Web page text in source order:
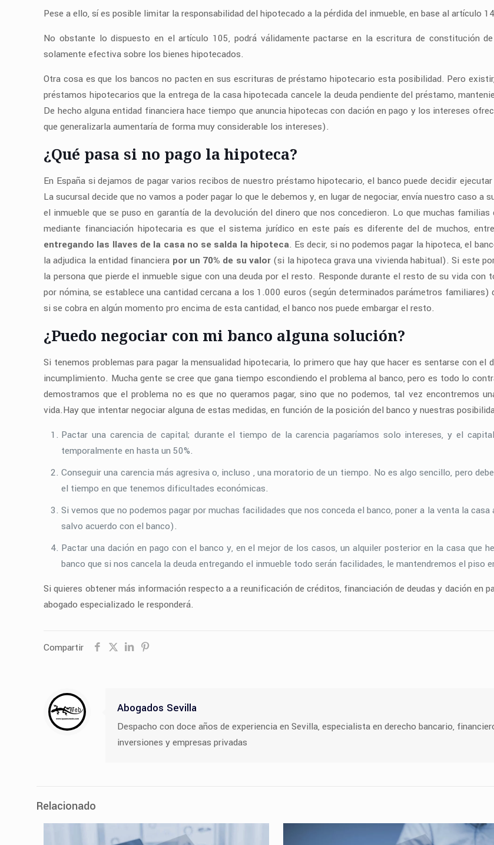
Pese a ello, sí es posible limitar la responsabilidad del hipotecado a la pérdida del inmueble, en base al artículo
No obstante lo dispuesto en el artículo 105, podrá válidamente pactarse en la escritura de constitución
solamente efectiva sobre los bienes hipotecados.
Otra cosa es que los bancos no pacten en sus escrituras de préstamo hipotecario esta posibilidad. Pero
préstamos hipotecarios que la entrega de la casa hipotecada cancele la deuda pendiente del préstamo,
De hecho alguna entidad financiera hace tiempo que anuncia hipotecas con dación en pago y los intereses
que generalizarla aumentaría de forma muy considerable los intereses).
¿Qué pasa si no pago la hipoteca?
En España si dejamos de pagar varios recibos de nuestro préstamo hipotecario, el banco puede decidir
La sucursal decide que no vamos a poder pagar lo que le debemos y, en lugar de negociar, envía nuestro caso
el inmueble que se puso en garantía de la devolución del dinero que nos concedieron. Lo que muchas
mediante financiación hipotecaria es que el sistema jurídico en este país es diferente del de muchos,
entregando las llaves de la casa no se salda la hipoteca. Es decir, si no podemos pagar la hipoteca, el
la adjudica la entidad financiera por un 70% de su valor (si la hipoteca grava una vivienda habitual). Si este
la persona que pierde el inmueble sigue con una deuda por el resto. Responde durante el resto de su vida
por nómina, se establece una cantidad cercana a los 1.000 euros (según determinados parámetros
si se cobra en algún momento pro encima de esta cantidad, el banco nos puede embargar el resto.
¿Puedo negociar con mi banco alguna solución?
Si tenemos problemas para pagar la mensualidad hipotecaria, lo primero que hay que hacer es sentarse con
incumplimiento. Mucha gente se cree que gana tiempo escondiendo el problema al banco, pero es todo lo
demostramos que el problema no es que no queramos pagar, sino que no podemos, tal vez encontremos
vida.Hay que intentar negociar alguna de estas medidas, en función de la posición del banco y nuestras
Pactar una carencia de capital; durante el tiempo de la carencia pagaríamos solo intereses, y el
temporalmente en hasta un 50%.
Conseguir una carencia más agresiva o, incluso , una moratorio de un tiempo. No es algo sencillo, pero
el tiempo en que tenemos dificultades económicas.
Si vemos que no podemos pagar por muchas facilidades que nos conceda el banco, poner a la venta la
salvo acuerdo con el banco).
Pactar una dación en pago con el banco y, en el mejor de los casos, un alquiler posterior en la casa que
banco que si nos cancela la deuda entregando el inmueble todo serán facilidades, le mantendremos el piso
Si quieres obtener más información respecto a a reunificación de créditos, financiación de deudas y dación en
abogado especializado le responderá.
Compartir
Abogados Sevilla
Despacho con doce años de experiencia en Sevilla, especialista en derecho bancario,
inversiones y empresas privadas
Relacionado